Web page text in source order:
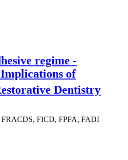
regime -
of
Dentistry
FRACDS, FICD, FPFA, FADI